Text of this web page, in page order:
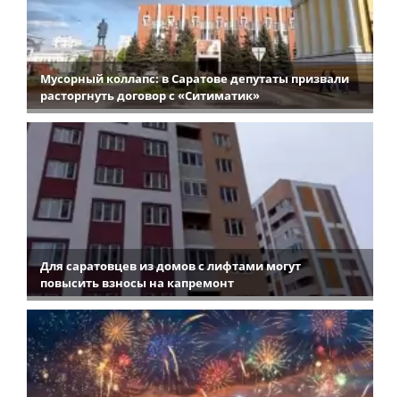
Мусорный коллапс: в Саратове депутаты призвали
расторгнуть договор с «Ситиматик»
Для саратовцев из домов с лифтами могут
повысить взносы на капремонт